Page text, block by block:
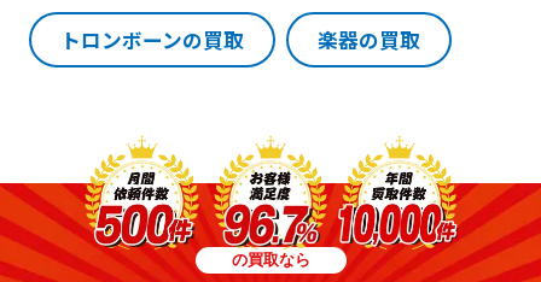
トロンボーンの買取 楽器の買取
の買取なら